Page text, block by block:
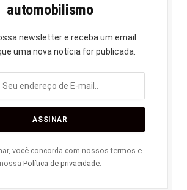
automobilismo
newsletter e receba um email
uma nova notícia for publicada.
você concorda com nossos termos e
nossa Política de privacidade.